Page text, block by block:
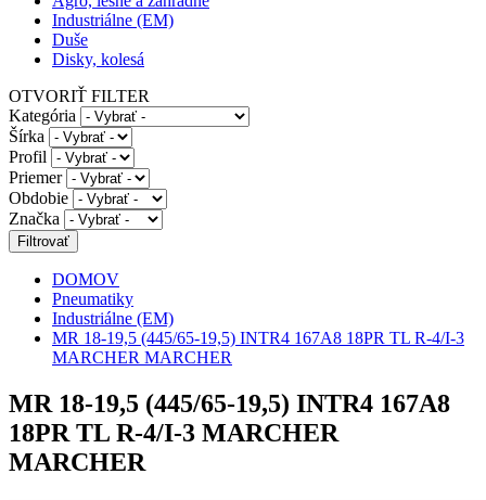
Industriálne (EM)
Duše
Disky, kolesá
OTVORIŤ FILTER
Kategória
Šírka
Profil
Priemer
Obdobie
Značka
DOMOV
Pneumatiky
Industriálne (EM)
MR 18-19,5 (445/65-19,5) INTR4 167A8 18PR TL R-4/I-3
MARCHER MARCHER
MR 18-19,5 (445/65-19,5) INTR4 167A8
18PR TL R-4/I-3 MARCHER
MARCHER